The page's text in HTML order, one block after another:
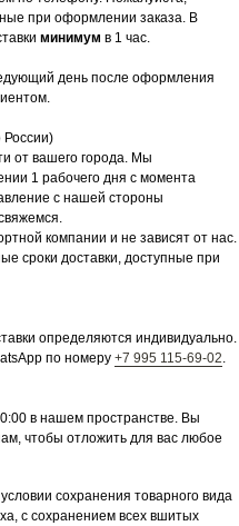
при оформлении заказа. В
минимум в 1 час.
день после оформления
России)
от вашего города. Мы
1 рабочего дня с момента
с нашей стороны
компании и не зависят от нас.
сроки доставки, доступные при
определяются индивидуально.
по номеру +7 995 115-69-02.
в нашем пространстве. Вы
чтобы отложить для вас любое
сохранения товарного вида
с сохранением всех вшитых